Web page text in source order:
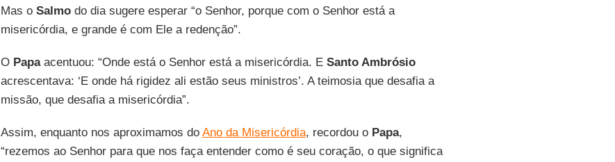
Mas o Salmodo dia sugere esperar “o Senhor, porque com o Senhor está a
misericórdia, e grande é com Ele a redenção”.
O Papaacentuou: “Onde está o Senhor está a misericórdia. E Santo Ambrósio
acrescentava: ‘E onde há rigidez ali estão seus ministros’. A teimosia que desafia a
missão, que desafia a misericórdia”.
Assim, enquanto nos aproximamos do Ano da Misericórdia, recordou o Papa,
“rezemos ao Senhor para que nos faça entender como é seu coração, o que significa